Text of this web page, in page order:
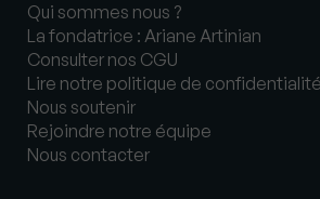
Qui sommes nous ?
La fondatrice : Ariane Artinian
Consulter nos CGU
Lire notre politique de confidentialité
Nous soutenir
Rejoindre notre équipe
Nous contacter